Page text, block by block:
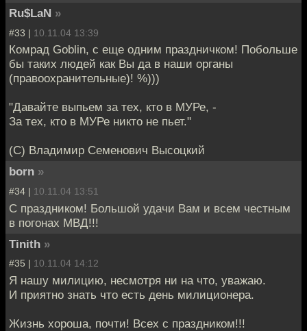
Ru$LaN »
#33 | 10.11.04 13:39
Комрад Goblin, с еще одним праздничком! Побольше
бы таких людей как Вы да в наши органы
(правоохранительные)! %)))
"Давайте выпьем за тех, кто в МУРе, -
За тех, кто в МУРе никто не пьет."
(C) Владимир Семенович Высоцкий
born »
#34 | 10.11.04 13:51
С праздником! Большой удачи Вам и всем честным
в погонах МВД!!!
Tinith »
#35 | 10.11.04 14:12
Я нашу милицию, несмотря ни на что, уважаю.
И приятно знать что есть день милиционера.
Жизнь хороша, почти! Всех с праздником!!!